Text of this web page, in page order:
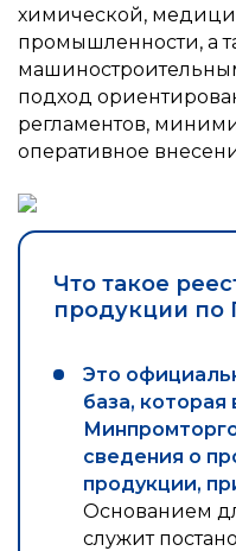
химической,
промышленности, а
подход
регламентов,
оперативное
Что такое
продукции по
Это
база, которая
сведения о
продукции,
Основанием
служит